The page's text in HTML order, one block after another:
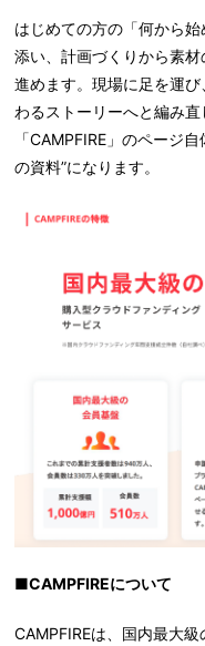
はじめての方の「何から
添い、計画づくりから素
進めます。現場に足を運
わるストーリーへと編み
「CAMPFIRE」のページ
の資料”になります。
■CAMPFIREについて
CAMPFIREは、国内最大